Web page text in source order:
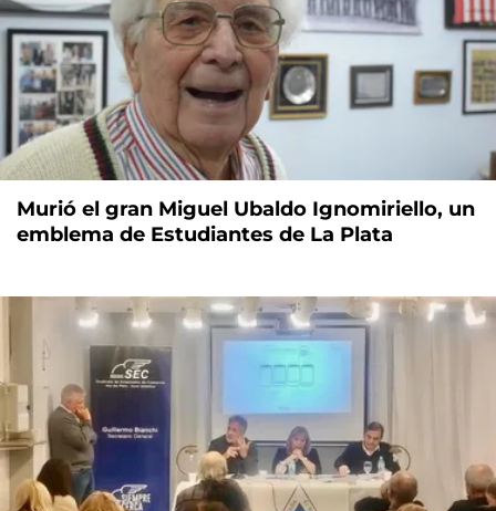
Murió el gran Miguel Ubaldo Ignomiriello, un
emblema de Estudiantes de La Plata